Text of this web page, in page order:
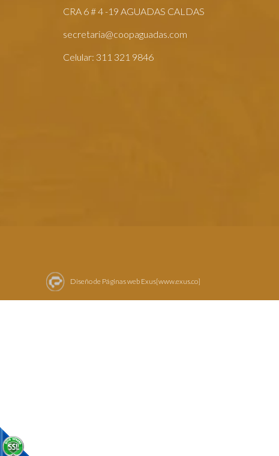
CRA 6 # 4 -19 AGUADAS CALDAS
secretaria@coopaguadas.com
Celular: 311 321 9846
Diseño de Páginas web Exus[www.exus.co]